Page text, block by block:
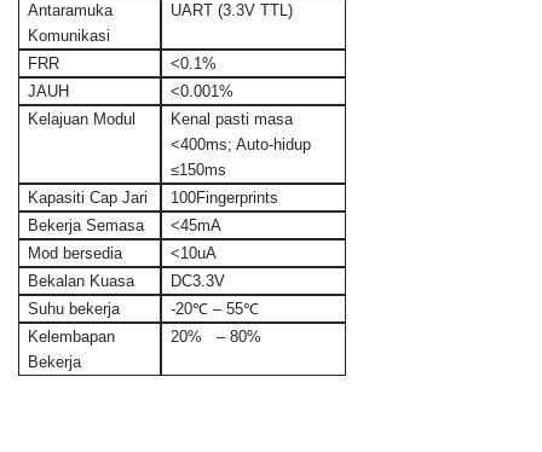
Antaramuka
Komunikasi
UART (3.3V TTL)
FRR
<0.1%
JAUH
<0.001%
Kelajuan Modul
Kenal pasti masa
<400ms; Auto-hidup
≤150ms
Kapasiti Cap Jari
100Fingerprints
Bekerja Semasa
<45mA
Mod bersedia
<10uA
Bekalan Kuasa
DC3.3V
Suhu bekerja
-20℃ – 55℃
Kelembapan
Bekerja
20% – 80%